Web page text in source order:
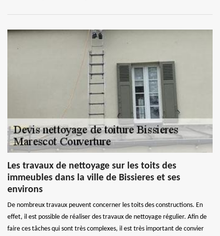
Les travaux de nettoyage sur les toits des
immeubles dans la ville de Bissieres et ses
environs
De nombreux travaux peuvent concerner les toits des constructions. En
effet, il est possible de réaliser des travaux de nettoyage régulier. Afin de
faire ces tâches qui sont très complexes, il est très important de convier